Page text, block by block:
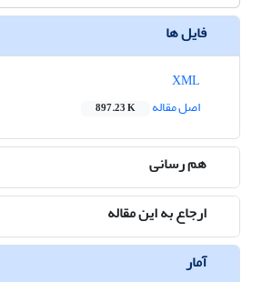
فایل ها
اصل مقاله
897.23 K
هم رسانی
ارجاع به این مقاله
آمار